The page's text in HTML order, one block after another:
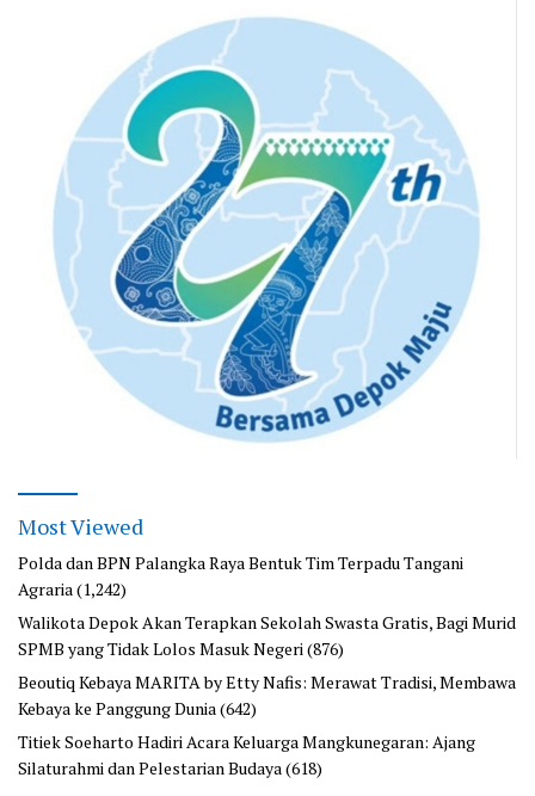
Most Viewed
Polda dan BPN Palangka Raya Bentuk Tim Terpadu Tangani
Agraria(1,242)
Walikota Depok Akan Terapkan Sekolah Swasta Gratis, Bagi Murid
SPMB yang Tidak Lolos Masuk Negeri(876)
Beoutiq Kebaya MARITA by Etty Nafis: Merawat Tradisi, Membawa
Kebaya ke Panggung Dunia(642)
Titiek Soeharto Hadiri Acara Keluarga Mangkunegaran: Ajang
Silaturahmi dan Pelestarian Budaya(618)